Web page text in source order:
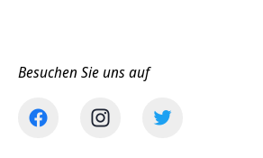
Besuchen Sie uns auf